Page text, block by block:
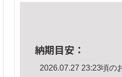
納期目安：
2026.07.27 23:23頃の